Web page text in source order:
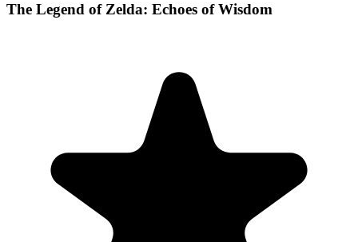
The Legend of Zelda: Echoes of Wisdom